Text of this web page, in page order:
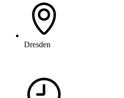
Dresden